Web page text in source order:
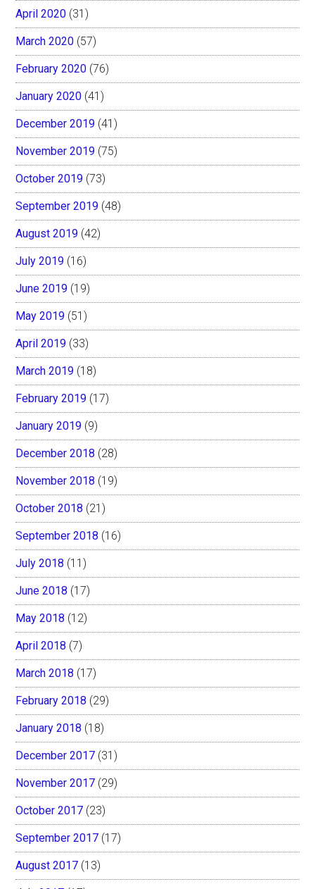
April 2020 (31)
March 2020 (57)
February 2020 (76)
January 2020 (41)
December 2019 (41)
November 2019 (75)
October 2019 (73)
September 2019 (48)
August 2019 (42)
July 2019 (16)
June 2019 (19)
May 2019 (51)
April 2019 (33)
March 2019 (18)
February 2019 (17)
January 2019 (9)
December 2018 (28)
November 2018 (19)
October 2018 (21)
September 2018 (16)
July 2018 (11)
June 2018 (17)
May 2018 (12)
April 2018 (7)
March 2018 (17)
February 2018 (29)
January 2018 (18)
December 2017 (31)
November 2017 (29)
October 2017 (23)
September 2017 (17)
August 2017 (13)